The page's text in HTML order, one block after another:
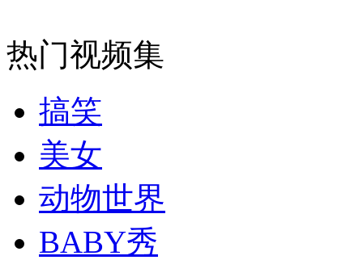
纽约上演“枕头大战”
司机酒驾遇交警 急速倒车逃窜
热门视频集
搞笑
美女
动物世界
BABY秀